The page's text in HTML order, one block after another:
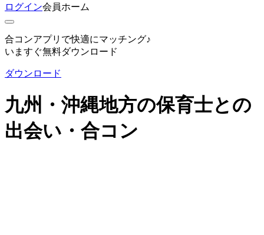
ログイン会員ホーム
合コンアプリで快適にマッチング♪
いますぐ無料ダウンロード
ダウンロード
九州・沖縄地方の保育士との
出会い・合コン